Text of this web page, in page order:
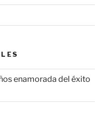
enamorada del éxito